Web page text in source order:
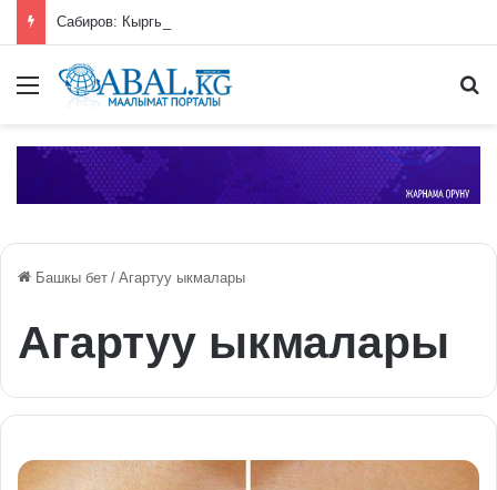
Меню
Башкы бет / Агартуу ыкмалары
Агартуу ыкмалары